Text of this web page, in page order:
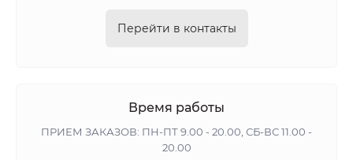
Перейти в контакты
Время работы
ПРИЕМ ЗАКАЗОВ: ПН-ПТ 9.00 - 20.00, СБ-ВС 11.00 -
20.00